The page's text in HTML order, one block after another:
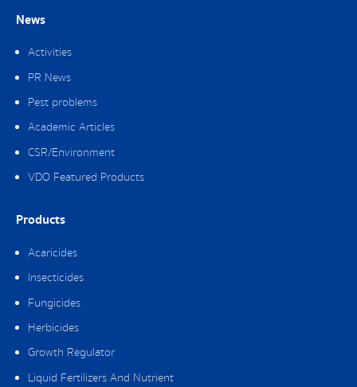
News
Activities
PR News
Pest problems
Academic Articles
CSR/Environment
VDO Featured Products
Products
Acaricides
Insecticides
Fungicides
Herbicides
Growth Regulator
Liquid Fertilizers And Nutrient